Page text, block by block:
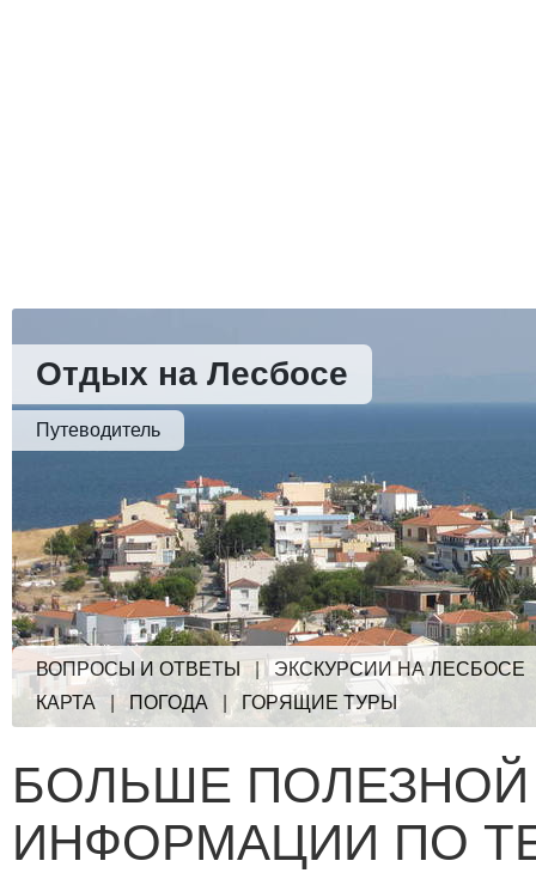
Отдых на Лесбосе
Путеводитель
ВОПРОСЫ И ОТВЕТЫ | ЭКСКУРСИИ НА ЛЕСБОСЕ
КАРТА | ПОГОДА | ГОРЯЩИЕ ТУРЫ
БОЛЬШЕ ПОЛЕЗНОЙ
ИНФОРМАЦИИ ПО